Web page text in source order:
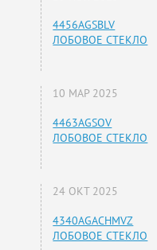
4456AGSBLV
ЛОБОВОЕ СТЕКЛО
10 МАР 2025
4463AGSOV
ЛОБОВОЕ СТЕКЛО
24 ОКТ 2025
4340AGACHMVZ
ЛОБОВОЕ СТЕКЛО